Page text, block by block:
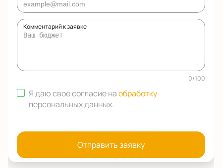
Комментарий к заявке
0/100
Я даю свое согласие наобработку
персональных данных.
Отправить заявку